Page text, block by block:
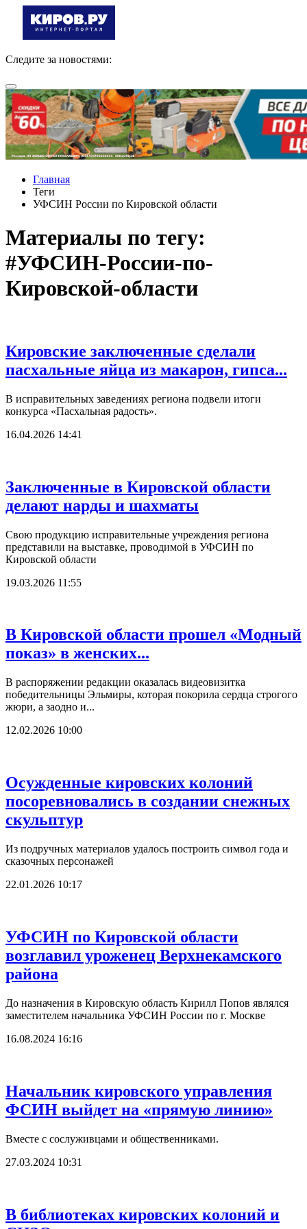
Следите за новостями:
Главная
Теги
УФСИН России по Кировской области
Материалы по тегу:
#УФСИН-России-по-
Кировской-области
Кировские заключенные сделали
пасхальные яйца из макарон, гипса...
В исправительных заведениях региона подвели итоги
конкурса «Пасхальная радость».
16.04.2026 14:41
Заключенные в Кировской области
делают нарды и шахматы
Свою продукцию исправительные учреждения региона
представили на выставке, проводимой в УФСИН по
Кировской области
19.03.2026 11:55
В Кировской области прошел «Модный
показ» в женских...
В распоряжении редакции оказалась видеовизитка
победительницы Эльмиры, которая покорила сердца строгого
жюри, а заодно и...
12.02.2026 10:00
Осужденные кировских колоний
посоревновались в создании снежных
скульптур
Из подручных материалов удалось построить символ года и
сказочных персонажей
22.01.2026 10:17
УФСИН по Кировской области
возглавил уроженец Верхнекамского
района
До назначения в Кировскую область Кирилл Попов являлся
заместителем начальника УФСИН России по г. Москве
16.08.2024 16:16
Начальник кировского управления
ФСИН выйдет на «прямую линию»
Вместе с сослуживцами и общественниками.
27.03.2024 10:31
В библиотеках кировских колоний и